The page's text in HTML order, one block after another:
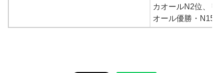
カオールN2位、
オール優勝・